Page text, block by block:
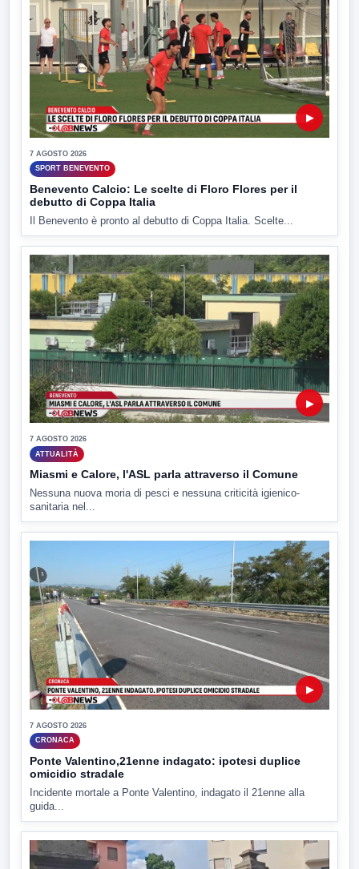
▶
7 AGOSTO 2026
SPORT BENEVENTO
Benevento Calcio: Le scelte di Floro Flores per il
debutto di Coppa Italia
Il Benevento è pronto al debutto di Coppa Italia. Scelte...
▶
7 AGOSTO 2026
ATTUALITÀ
Miasmi e Calore, l'ASL parla attraverso il Comune
Nessuna nuova moria di pesci e nessuna criticità igienico-
sanitaria nel...
▶
7 AGOSTO 2026
CRONACA
Ponte Valentino,21enne indagato: ipotesi duplice
omicidio stradale
Incidente mortale a Ponte Valentino, indagato il 21enne alla
guida...